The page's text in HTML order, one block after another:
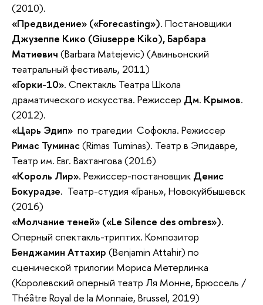
(2010).
«Предвидение» («Forecasting»). Постановщики
Джузеппе Кико (Giuseppe Kiko), Барбара
Матиевич (Barbara Matejevic) (Авиньонский
театральный фестиваль, 2011)
«Горки-10». Спектакль Театра Школа
драматического искусства. Режиссер Дм. Крымов.
(2012).
«Царь Эдип» по трагедии Софокла. Режиссер
Римас Туминас(Rimas Tuminas). Театр в Эпидавре,
Театр им. Евг. Вахтангова (2016)
«Король Лир». Режиссер-постановщик Денис
Бокурадзе. Театр-студия «Грань», Новокуйбышевск
(2016)
«Молчание теней» («Le Silence des ombres»).
Оперный спектакль-триптих. Композитор
Бенджамин Аттахир (Benjamin Attahir) по
сценической трилогии Мориса Метерлинка
(Королевский оперный театр Ля Монне, Брюссель /
Théâtre Royal de la Monnaie, Brussel, 2019)